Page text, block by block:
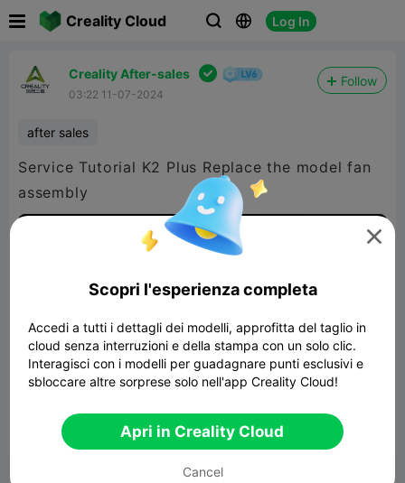
Creality Cloud   Log In
Creality After-sales 
03:22 11-07-2024
Follow
after sales
Service Tutorial K2 Plus Replace the model fan
assembly
02:28

Segnala 

Scopri l'esperienza completa
Accedi a tutti i dettagli dei modelli, approfitta del taglio in
cloud senza interruzioni e della stampa con un solo clic.
Interagisci con i modelli per guadagnare punti esclusivi e
sbloccare altre sorprese solo nell'app Creality Cloud!
Apri in Creality Cloud
Cancel